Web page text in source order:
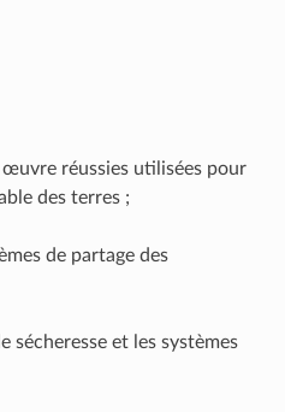
réussies utilisées pour
des terres ;
de partage des
sécheresse et les systèmes